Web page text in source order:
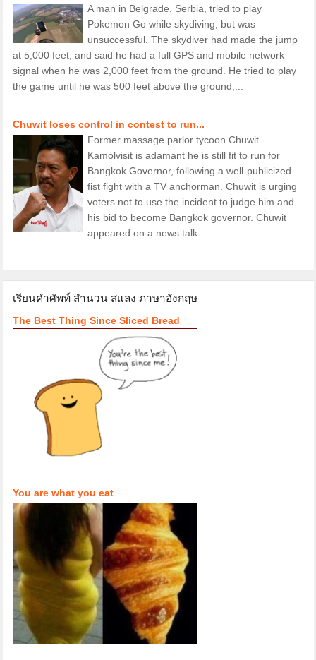
A man in Belgrade, Serbia, tried to play
Pokemon Go while skydiving, but was
unsuccessful. The skydiver had made the jump
at 5,000 feet, and said he had a full GPS and mobile network
signal when he was 2,000 feet from the ground. He tried to play
the game until he was 500 feet above the ground,...
Chuwit loses control in contest to run...
Former massage parlor tycoon Chuwit
Kamolvisit is adamant he is still fit to run for
Bangkok Governor, following a well-publicized
fist fight with a TV anchorman. Chuwit is urging
voters not to use the incident to judge him and
his bid to become Bangkok governor. Chuwit
appeared on a news talk...
เรียนคำศัพท์ สำนวน สแลง ภาษาอังกฤษ
The Best Thing Since Sliced Bread
You are what you eat